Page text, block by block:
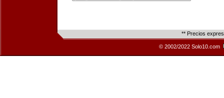
** Precios
© 2002/2022 Solo10.com